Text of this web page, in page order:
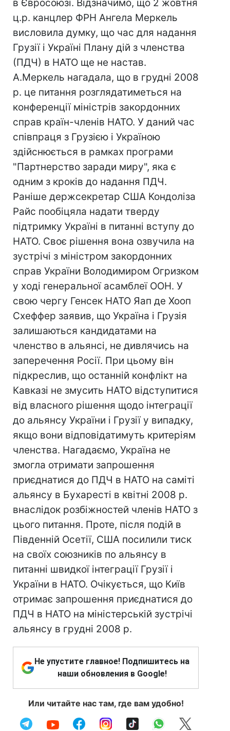
в Євросоюзі. Відзначимо, що 2 жовтня
ц.р. канцлер ФРН Ангела Меркель
висловила думку, що час для надання
Грузії і Україні Плану дій з членства
(ПДЧ) в НАТО ще не настав.
А.Меркель нагадала, що в грудні 2008
р. це питання розглядатиметься на
конференції міністрів закордонних
справ країн-членів НАТО. У даний час
співпраця з Грузією і Україною
здійснюється в рамках програми
"Партнерство заради миру", яка є
одним з кроків до надання ПДЧ.
Раніше держсекретар США Кондоліза
Райс пообіцяла надати тверду
підтримку Україні в питанні вступу до
НАТО. Своє рішення вона озвучила на
зустрічі з міністром закордонних
справ України Володимиром Огризком
у ході генеральної асамблеї ООН. У
свою чергу Генсек НАТО Яап де Хооп
Схеффер заявив, що Україна і Грузія
залишаються кандидатами на
членство в альянсі, не дивлячись на
заперечення Росії. При цьому він
підкреслив, що останній конфлікт на
Кавказі не змусить НАТО відступитися
від власного рішення щодо інтеграції
до альянсу України і Грузії у випадку,
якщо вони відповідатимуть критеріям
членства. Нагадаємо, Україна не
змогла отримати запрошення
приєднатися до ПДЧ в НАТО на саміті
альянсу в Бухаресті в квітні 2008 р.
внаслідок розбіжностей членів НАТО з
цього питання. Проте, після подій в
Південній Осетії, США посилили тиск
на своїх союзників по альянсу в
питанні швидкої інтеграції Грузії і
України в НАТО. Очікується, що Київ
отримає запрошення приєднатися до
ПДЧ в НАТО на міністерській зустрічі
альянсу в грудні 2008 р.
Не упустите главное! Подпишитесь на
наши обновления в Google!
Или читайте нас там, где вам удобно!